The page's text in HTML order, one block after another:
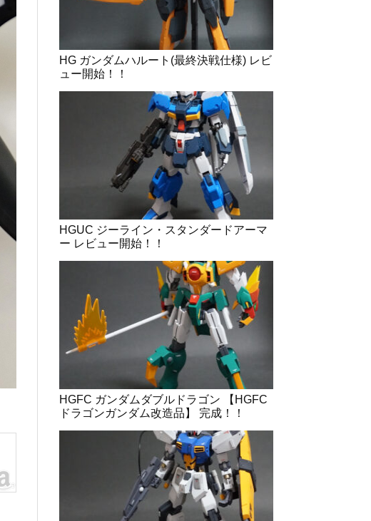
HG ガンダムハルート(最終決戦仕様) レビ
ュー開始！！
HGUC ジーライン・スタンダードアーマ
ー レビュー開始！！
HGFC ガンダムダブルドラゴン 【HGFC
ドラゴンガンダム改造品】 完成！！